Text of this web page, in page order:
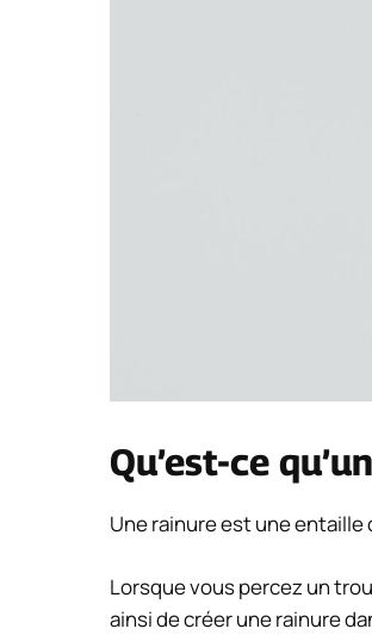
Qu’est-ce
Une rainure est une entaille
Lorsque vous percez un
ainsi de créer une rainure